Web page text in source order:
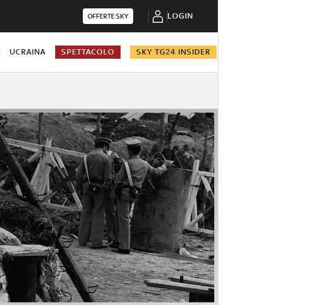
OFFERTE SKY LOGIN
UCRAINA SPETTACOLO SKY TG24 INSIDER